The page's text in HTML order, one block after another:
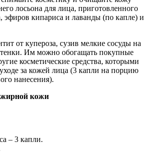
лосьона для лица, приготовленного
эфиров кипариса и лаванды (по капле) и
от купероза, сузив мелкие сосуды на
Им можно обогащать покупные
косметические средства, которыми
за кожей лица (3 капли на порцию
нанесения).
жирной кожи
– 3 капли.